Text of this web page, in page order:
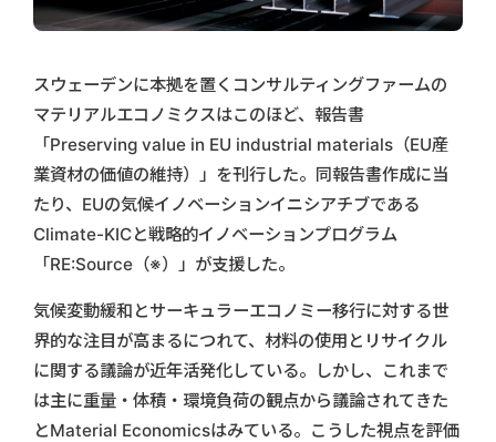
スウェーデンに本拠を置くコンサルティングファームの
マテリアルエコノミクスはこのほど、報告書
「Preserving value in EU industrial materials（EU産
業資材の価値の維持）」を刊行した。同報告書作成に当
たり、EUの気候イノベーションイニシアチブである
Climate-KICと戦略的イノベーションプログラム
「RE:Source（※）」が支援した。
気候変動緩和とサーキュラーエコノミー移行に対する世
界的な注目が高まるにつれて、材料の使用とリサイクル
に関する議論が近年活発化している。しかし、これまで
は主に重量・体積・環境負荷の観点から議論されてきた
とMaterial Economicsはみている。こうした視点を評価